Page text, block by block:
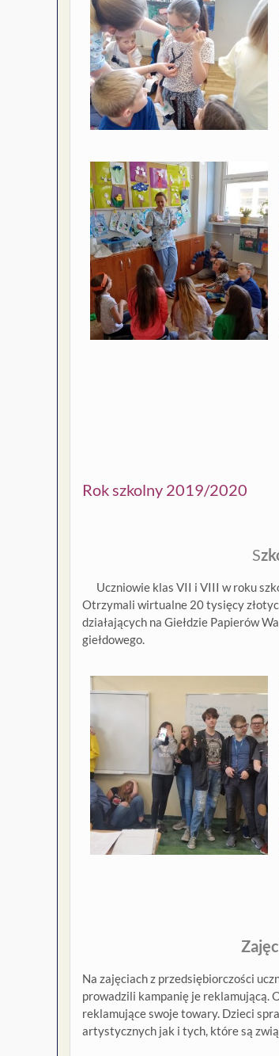
Rok szkolny 2019/2020
S
Uczniowie klas VII i VIII w roku
Otrzymali wirtualne 20 tysięcy
działających na Giełdzie Papierów
giełdowego.
Na zajęciach z przedsiębiorczości
prowadzili kampanię je
reklamujące swoje towary. Dzieci
artystycznych jak i tych, które są